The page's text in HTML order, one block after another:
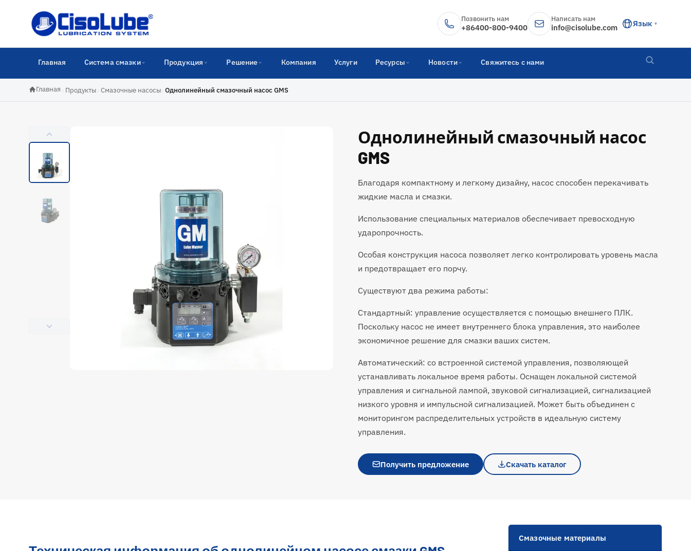
Позвонить нам
+86400-800-9400
Написать нам
info@cisolube.com Язык ▼
Главная Система смазки Продукция Решение Компания Услуги Ресурсы Новости Свяжитесь с нами
Главная Продукты Смазочные насосы Однолинейный смазочный насос GMS
Однолинейный смазочный насос
GMS
Благодаря компактному и легкому дизайну, насос способен перекачивать
жидкие масла и смазки.
Использование специальных материалов обеспечивает превосходную
ударопрочность.
Особая конструкция насоса позволяет легко контролировать уровень масла
и предотвращает его порчу.
Существуют два режима работы:
Стандартный: управление осуществляется с помощью внешнего ПЛК.
Поскольку насос не имеет внутреннего блока управления, это наиболее
экономичное решение для смазки ваших систем.
Автоматический: со встроенной системой управления, позволяющей
устанавливать локальное время работы. Оснащен локальной системой
управления и сигнальной лампой, звуковой сигнализацией, сигнализацией
низкого уровня и импульсной сигнализацией. Может быть объединен с
мониторингом распределительных устройств в идеальную систему
управления.
Получить предложение Скачать каталог
Смазочные материалы